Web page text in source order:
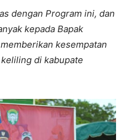
dengan Program ini, dan
kepada Bapak
kesempatan
di kabupate